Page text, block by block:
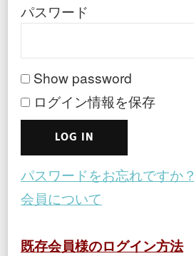
パスワード
Show password
ログイン情報を保存
パスワードをお忘れですか？
会員について
既存会員様のログイン方法